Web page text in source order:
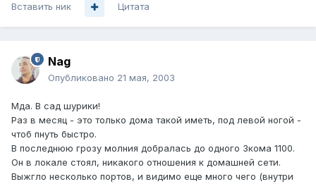
Вставить ник Цитата
Nag
Опубликовано 21 мая, 2003
Мда. В сад шурики!
Раз в месяц - это только дома такой иметь, под левой ногой -
чтоб пнуть быстро.
В последнюю грозу молния добралась до одного 3кома 1100.
Он в локале стоял, никакого отношения к домашней сети.
Выжгло несколько портов, и видимо еще много чего (внутри